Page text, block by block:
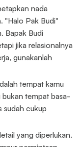
nada
"Halo Pak Budi"
Bapak Budi
jika relasionalnya
gunakanlah
tempat kamu
tempat basa-
sudah cukup
yang diperlukan.